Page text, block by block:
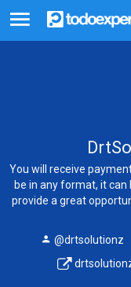
You will receive
be in any format, it
provide a great
@drtsolutionz